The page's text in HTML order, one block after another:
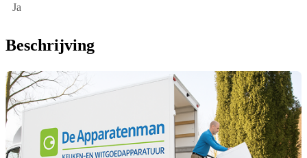
Ja
Beschrijving